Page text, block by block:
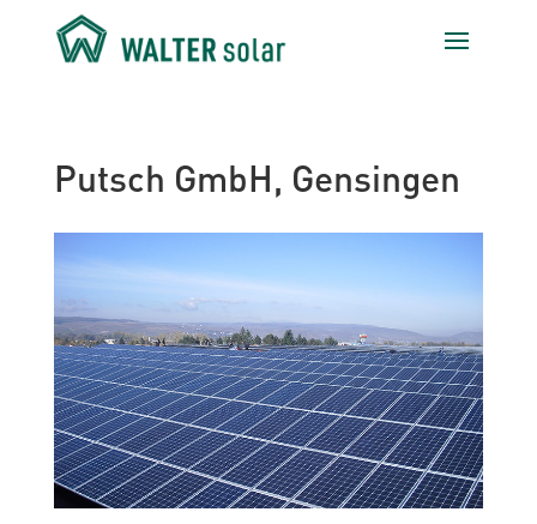
Putsch GmbH, Gensingen